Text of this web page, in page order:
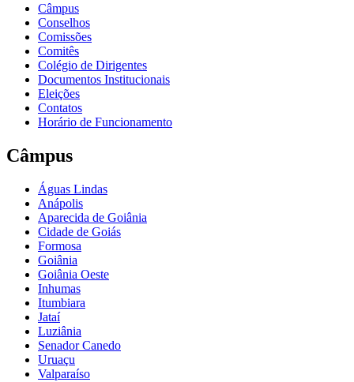
Câmpus
Conselhos
Comissões
Comitês
Colégio de Dirigentes
Documentos Institucionais
Eleições
Contatos
Horário de Funcionamento
Câmpus
Águas Lindas
Anápolis
Aparecida de Goiânia
Cidade de Goiás
Formosa
Goiânia
Goiânia Oeste
Inhumas
Itumbiara
Jataí
Luziânia
Senador Canedo
Uruaçu
Valparaíso